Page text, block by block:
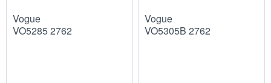
Vogue
VO5285 2762
Vogue
VO5305B 2762